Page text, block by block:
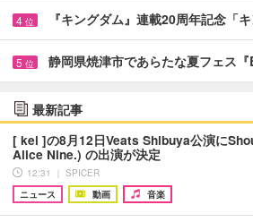
4 位 『キングダム』連載20周年記念「
5 位 静岡県焼津市であらたな夏フェス
最新記事
[ kei ]の8月12日Veats Shibuya公演に
Alice Nine.) の出演が決定
12:31 ｜ SPICER
ニュース
動画 音楽